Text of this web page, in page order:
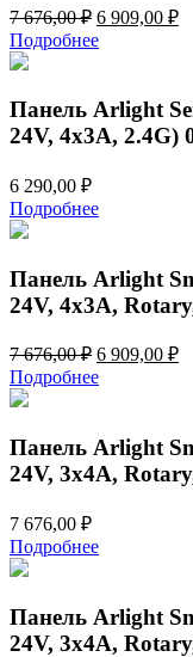
7 676,00₽
цена
составляла
676,00 ₽.
6 909,00 ₽
Подробнее
Панель Arlight
24V, 4x3A, 2.4G)
6 290,00 ₽
Подробнее
Панель Arlight
24V, 4x3A,
7 676,00₽
цена
составляла
676,00 ₽.
6 909,00 ₽
Подробнее
Панель Arlight
24V, 3x4A,
7 676,00 ₽
Подробнее
Панель Arlight
24V, 3x4A,